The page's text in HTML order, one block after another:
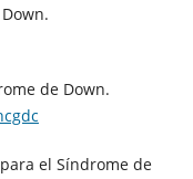
de Down.
el Síndrome de